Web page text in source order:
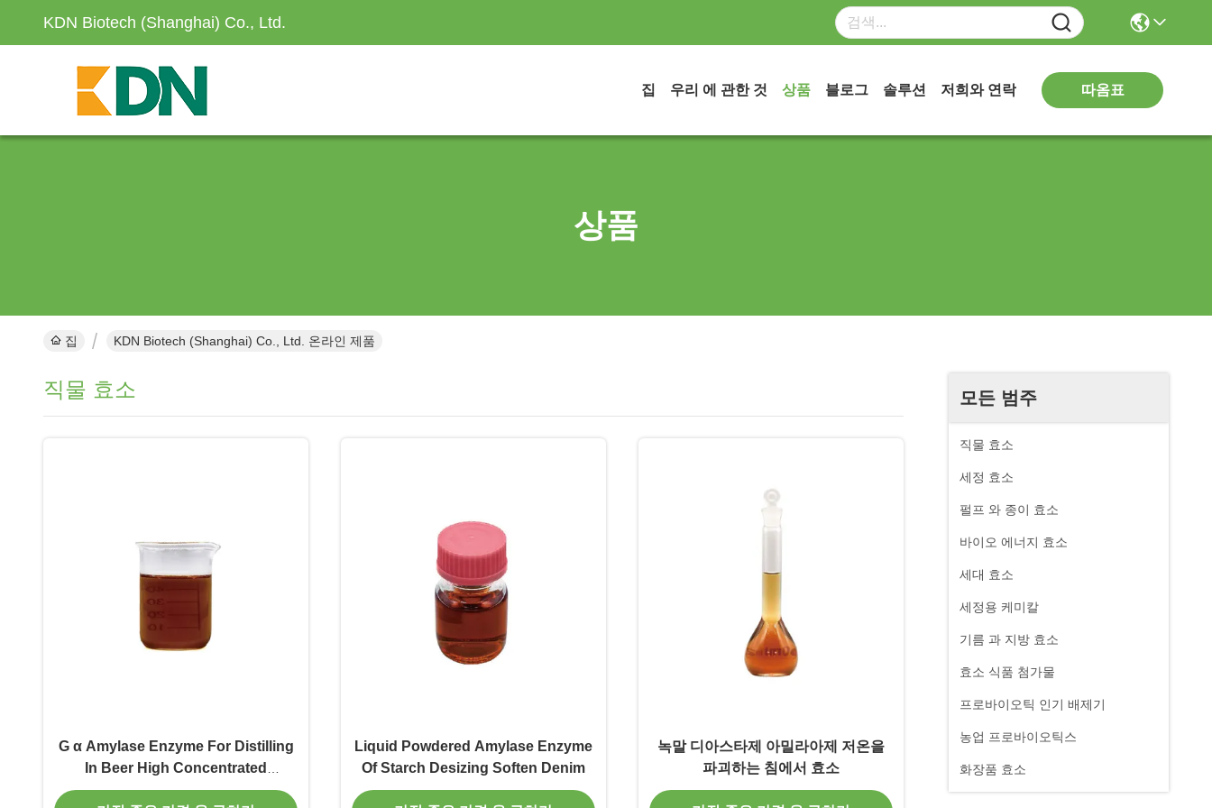
KDN Biotech (Shanghai) Co., Ltd.
집 우리 에 관한 것 상품 블로그 솔루션 저희와 연락 따옴표
상품
집 KDN Biotech (Shanghai) Co., Ltd. 온라인 제품
모든 범주
직물 효소
세정 효소
펄프 와 종이 효소
바이오 에너지 효소
세대 효소
세정용 케미칼
기름 과 지방 효소
효소 식품 첨가물
프로바이오틱 인기 배제기
농업 프로바이오틱스
화장품 효소
직물 효소
G α Amylase Enzyme For Distilling
In Beer High Concentrated
Desizing
Liquid Powdered Amylase Enzyme
Of Starch Desizing Soften Denim
녹말 디아스타제 아밀라아제 저온을
파괴하는 침에서 효소